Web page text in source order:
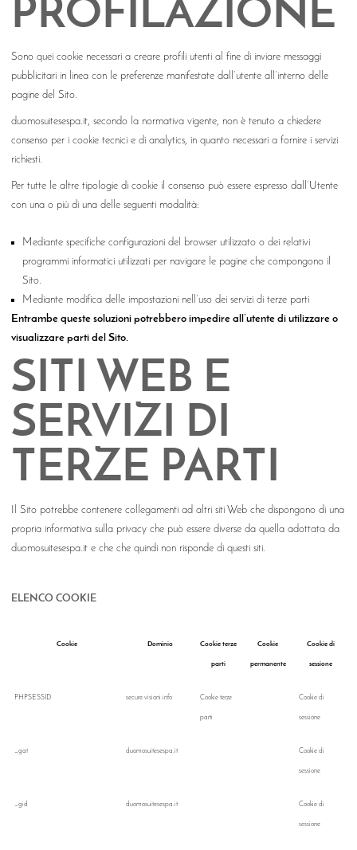
PROFILAZIONE
Sono quei cookie necessari a creare profili utenti al fine di inviare messaggi
pubblicitari in linea con le preferenze manifestate dall’utente all’interno delle
pagine del Sito.
duomosuitesespa.it, secondo la normativa vigente, non è tenuto a chiedere
consenso per i cookie tecnici e di analytics, in quanto necessari a fornire i servizi
richiesti.
Per tutte le altre tipologie di cookie il consenso può essere espresso dall’Utente
con una o più di una delle seguenti modalità:
Mediante specifiche configurazioni del browser utilizzato o dei relativi
programmi informatici utilizzati per navigare le pagine che compongono il
Sito.
Mediante modifica delle impostazioni nell’uso dei servizi di terze parti
Entrambe queste soluzioni potrebbero impedire all’utente di utilizzare o
visualizzare parti del Sito.
SITI WEB E
SERVIZI DI
TERZE PARTI
Il Sito potrebbe contenere collegamenti ad altri siti Web che dispongono di una
propria informativa sulla privacy che può essere diverse da quella adottata da
duomosuitesespa.it e che che quindi non risponde di questi siti.
ELENCO COOKIE
Cookie Dominio Cookie terze
parti
Cookie
permanente
Cookie di
sessione
PHPSESSID secure.visioni.info Cookie terze
parti
Cookie di
sessione
_gat duomosuitesespa.it Cookie di
sessione
_gid duomosuitesespa.it Cookie di
sessione